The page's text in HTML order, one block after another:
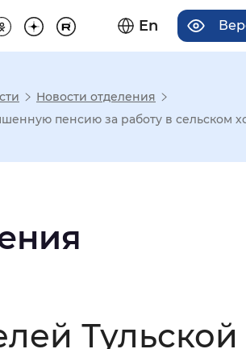
En
Новости отделения
пенсию за работу в сельском